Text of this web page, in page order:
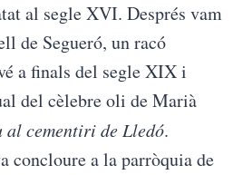
al segle XVI. Després vam
de Segueró, un racó
a finals del segle XIX i
del cèlebre oli de Marià
al cementiri de Lledó.
concloure a la parròquia de